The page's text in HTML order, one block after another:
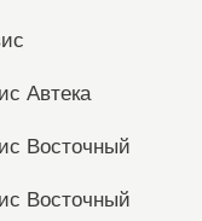
Автека
Восточный
Восточный